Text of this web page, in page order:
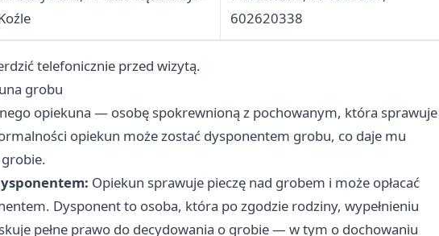
602620338
telefonicznie przed wizytą.
grobu
opiekuna — osobę spokrewnioną z pochowanym, która sprawuje
opiekun może zostać dysponentem grobu, co daje mu
Opiekun sprawuje pieczę nad grobem i może opłacać
Dysponent to osoba, która po zgodzie rodziny, wypełnieniu
pełne prawo do decydowania o grobie — w tym o dochowaniu